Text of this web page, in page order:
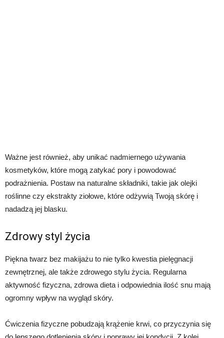
Ważne jest również, aby unikać nadmiernego używania
kosmetyków, które mogą zatykać pory i powodować
podrażnienia. Postaw na naturalne składniki, takie jak olejki
roślinne czy ekstrakty ziołowe, które odżywią Twoją skórę i
nadadzą jej blasku.
Zdrowy styl życia
Piękna twarz bez makijażu to nie tylko kwestia pielęgnacji
zewnętrznej, ale także zdrowego stylu życia. Regularna
aktywność fizyczna, zdrowa dieta i odpowiednia ilość snu mają
ogromny wpływ na wygląd skóry.
Ćwiczenia fizyczne pobudzają krążenie krwi, co przyczynia się